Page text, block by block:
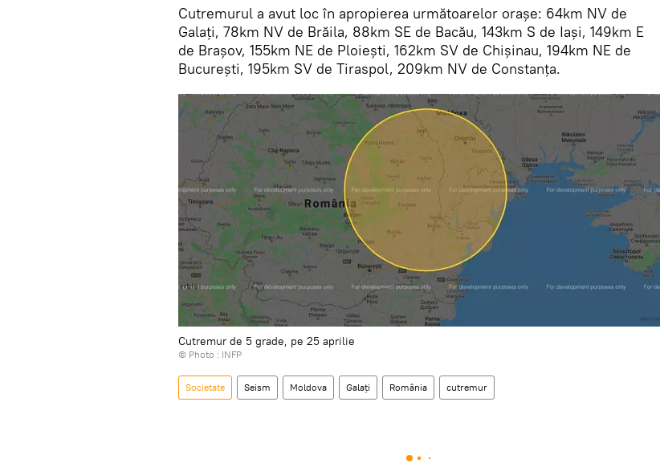
Cutremurul a avut loc în apropierea următoarelor oraşe: 64km NV de
Galați, 78km NV de Brăila, 88km SE de Bacău, 143km S de Iași, 149km E
de Brașov, 155km NE de Ploiești, 162km SV de Chișinau, 194km NE de
București, 195km SV de Tiraspol, 209km NV de Constanța.
Cutremur de 5 grade, pe 25 aprilie
© Photo : INFP
Societate Seism Moldova Galați România cutremur